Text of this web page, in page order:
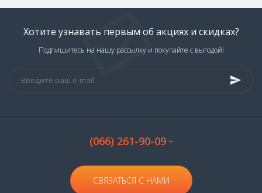
Хотите узнавать первым об акциях и скидках?
Подпишитесь на нашу рассылку и покупайте с выгодой!
(066) 261-90-09
СВЯЗАТЬСЯ С НАМИ